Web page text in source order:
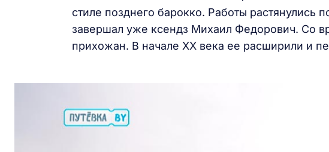
стиле позднего барокко. Работы растянулись
завершал уже ксендз Михаил Федорович. Со
прихожан. В начале XX века ее расширили и